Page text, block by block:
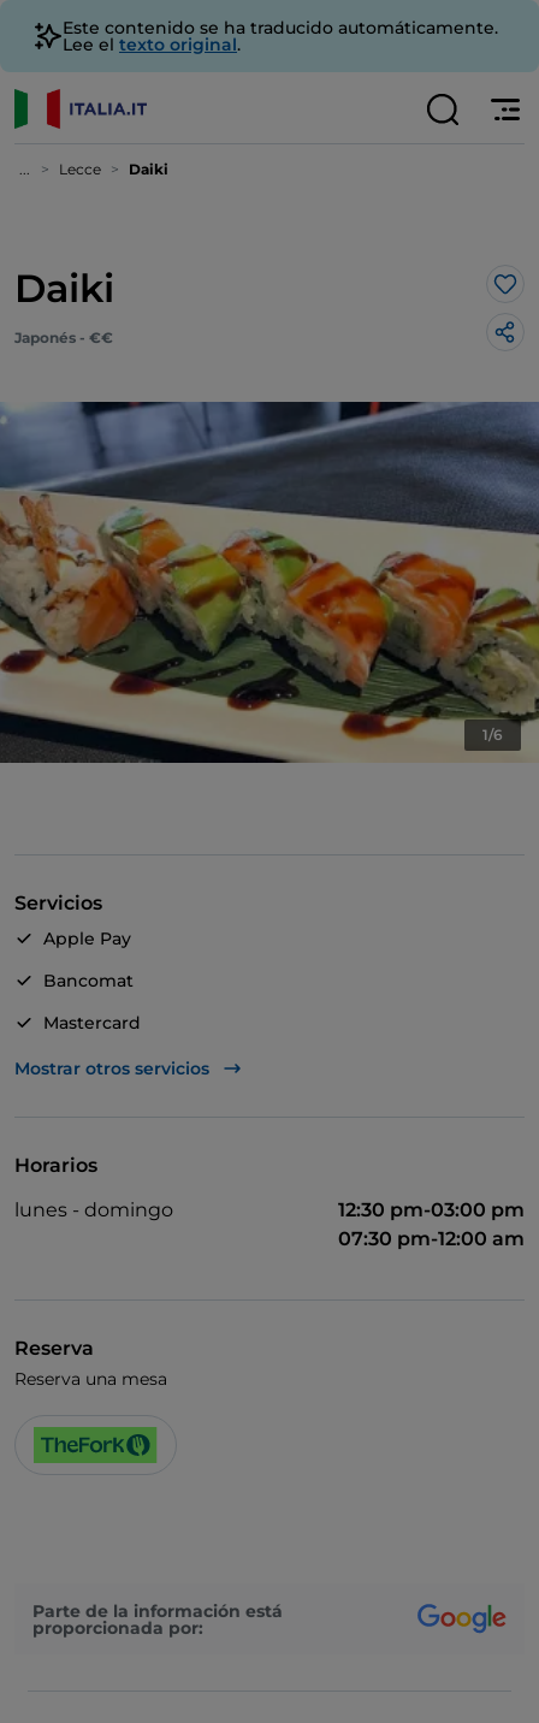
Este contenido se ha traducido automáticamente.
Lee el texto original.
... Lecce Daiki
Daiki Me
Japonés - €€
1/6
Servicios
Apple Pay
Bancomat
Mastercard
Visa
Wi-Fi
Mostrar otros servicios
Horarios
lunes - domingo
12:30 pm-03:00 pm
07:30 pm-12:00 am
Reserva
Reserva una mesa
Parte de la información está
proporcionada por: